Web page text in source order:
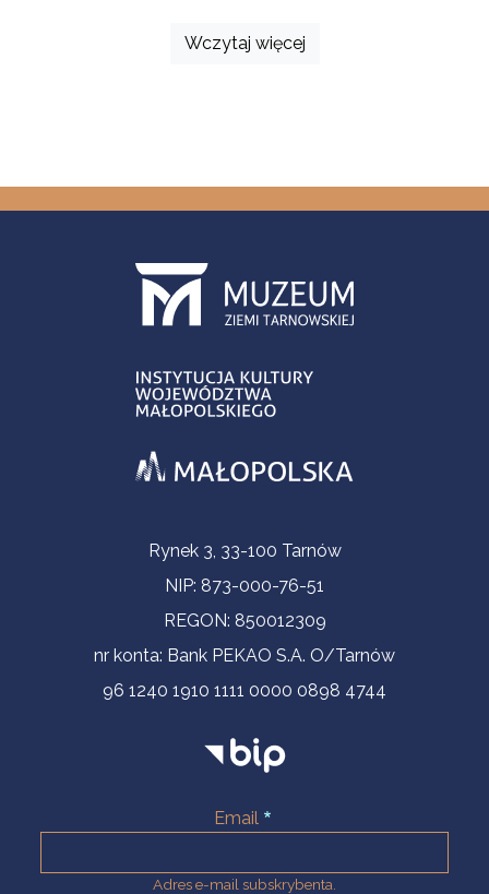
Wczytaj więcej
Informacje kontaktoweRynek 3, 33-100 Tarnów
NIP: 873-000-76-51
REGON: 850012309
nr konta: Bank PEKAO S.A. O/Tarnów
96 1240 1910 1111 0000 0898 4744
Email
Adres e-mail subskrybenta.